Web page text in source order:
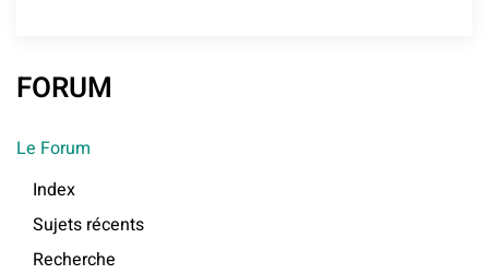
FORUM
Le Forum
Index
Sujets récents
Recherche